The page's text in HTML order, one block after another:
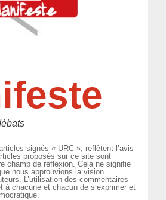
signés « URC », reflètent l’avis
proposés sur ce site sont
champ de réflexion. Cela ne signifie
nous approuvions la vision
L’utilisation des commentaires
à chacune et chacun de s’exprimer et